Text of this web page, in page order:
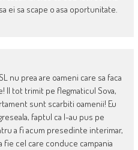
ei sa scape o asa oportunitate.
nu prea are oameni care sa faca
Il tot trimit pe flegmaticul Sova,
sunt scarbiti oamenii! Eu
faptul ca l-au pus pe
a fi acum presedinte interimar,
fie cel care conduce campania